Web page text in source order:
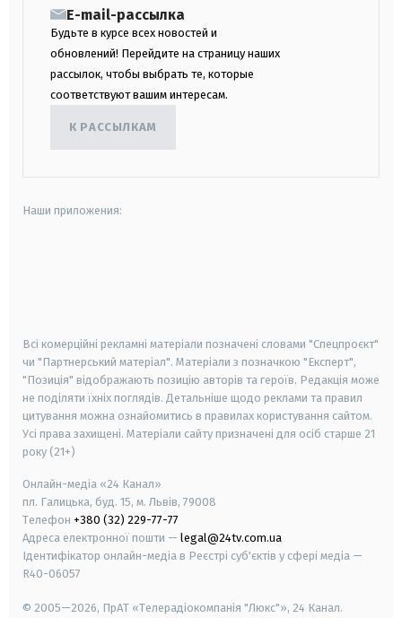
E-mail-рассылка
Будьте в курсе всех новостей и
обновлений! Перейдите на страницу наших
рассылок, чтобы выбрать те, которые
соответствуют вашим интересам.
К РАССЫЛКАМ
Наши приложения:
Всі комерційні рекламні матеріали позначені словами "Спецпроєкт"
чи "Партнерський матеріал". Матеріали з позначкою "Експерт",
"Позиція" відображають позицію авторів та героїв. Редакція може
не поділяти їхніх поглядів. Детальніше щодо реклами та правил
цитування можна ознайомитись в правилах користування сайтом.
Усі права захищені. Матеріали сайту призначені для осіб старше 21
року (21+)
Онлайн-медіа «24 Канал»
пл. Галицька, буд. 15, м. Львів, 79008
Телефон +380 (32) 229-77-77
Адреса електронної пошти — legal@24tv.com.ua
Ідентифікатор онлайн-медіа в Реєстрі суб'єктів у сфері медіа —
R40-06057
© 2005—2026, ПрАТ «Телерадіокомпанія "Люкс"», 24 Канал.